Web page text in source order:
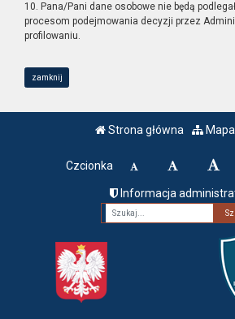
10. Pana/Pani dane osobowe nie będą
procesom podejmowania decyzji przez
profilowaniu.
zamknij
Strona główna
Czcionka
Informacja
Fraza